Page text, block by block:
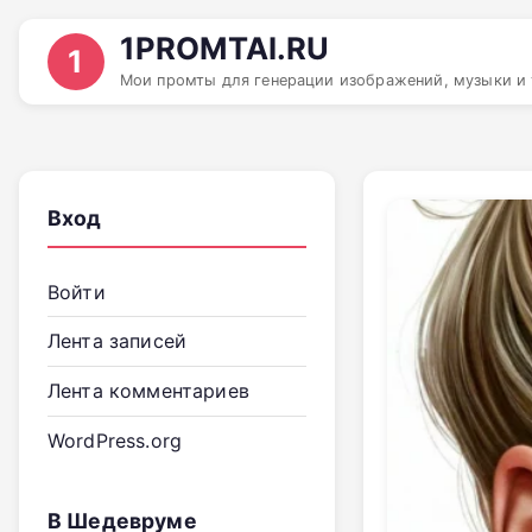
1 1PROMTAI.RU
Мои промты для генерации изображений, музыки и
Вход
Войти
Лента записей
Лента комментариев
WordPress.org
В Шедевруме